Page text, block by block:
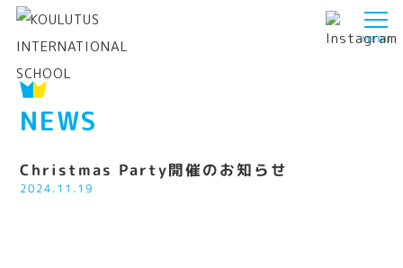
NEWS
Christmas Party開催のお知らせ
2024.11.19